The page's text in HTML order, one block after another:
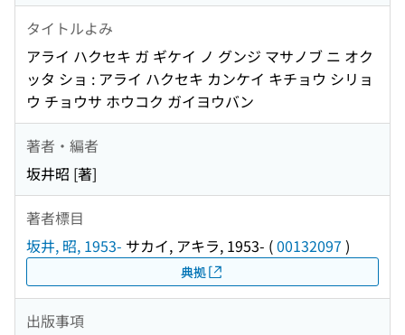
タイトルよみ
アライ ハクセキ ガ ギケイ ノ グンジ マサノブ ニ オク
ッタ ショ : アライ ハクセキ カンケイ キチョウ シリョ
ウ チョウサ ホウコク ガイヨウバン
著者・編者
坂井昭 [著]
著者標目
坂井, 昭, 1953- サカイ, アキラ, 1953- (00132097 )
典拠
出版事項